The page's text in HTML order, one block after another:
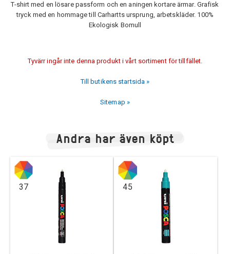
T-shirt med en lösare passform och en aningen kortare ärmar. Grafisk
tryck med en hommage till Carhartts ursprung, arbetskläder. 100%
Ekologisk Bomull
Tyvärr ingår inte denna produkt i vårt sortiment för tillfället.
Till butikens startsida »
Sitemap »
Andra har även köpt
37 45